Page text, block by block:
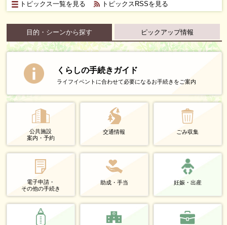
トピックス一覧を見る トピックスRSSを見る
目的・シーンから探す
くらしの手続きガイド
ライフイベントに合わせて必要になるお手続きをご案内
公共施設
案内・予約
交通情報 ごみ収集
電子申請・
その他の手続き
助成・手当 妊娠・出産
ピックアップ情報